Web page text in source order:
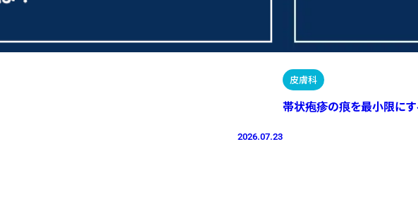
2026.07.23
皮膚科
帯状疱疹の痕を最小限にす